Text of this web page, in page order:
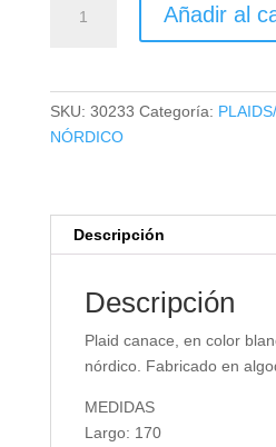
CANACE
Añadir al
SKU: 30233 Categoría:
NÓRDICO
Descripción
Descripción
Plaid canace, en color
nórdico. Fabricado en
MEDIDAS
Largo: 170